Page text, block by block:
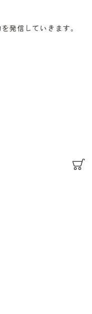
発信していきます。